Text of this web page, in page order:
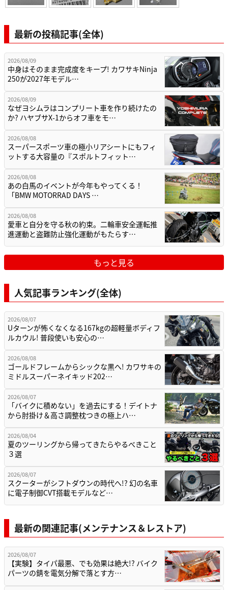
最新の投稿記事(全体)
2026/08/09
中身はそのまま完成度をキープ! カワサキNinja
250が2027年モデル…
2026/08/09
なぜヨシムラはコンプリート車を作り続けたの
か? ハヤブサX-1からオフ車をモ…
2026/08/08
スーパースポーツ車の極小リアシートにもフィ
ットする大容量の『スポルトフィット…
2026/08/08
あの白馬のイベントが今年もやってくる！
「BMW MOTORRAD DAYS …
2026/08/08
愛車と自分を守る秋の約束。二輪車安全運転推
進運動と盗難防止強化運動がもたらす…
もっと見る
人気記事ランキング(全体)
2026/08/07
Uターンが怖くなくなる167kgの超軽量ボディフ
ルカウル! 普段使いも安心の…
2026/08/08
ゴールドフレームからシックな黒へ! カワサキの
ミドルスーパーネイキッド202…
2026/08/07
「バイクに積めない」を過去にする！デイトナ
から肘掛け＆高さ調整枕つきの極上ハ…
2026/08/04
夏のツーリングから帰ってきたらやるべきこと
３選
2026/08/07
スクーターがシフトダウンの時代へ!? 幻の名車
に電子制御CVT搭載モデルなど…
最新の関連記事(メンテナンス＆レストア)
2026/08/07
【実験】タイパ最悪、でも効果は絶大!? バイク
パーツの錆を電気分解で落とす方…